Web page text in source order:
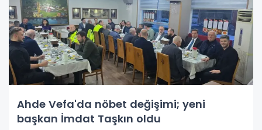
Ahde Vefa'da nöbet değişimi; yeni
başkan İmdat Taşkın oldu